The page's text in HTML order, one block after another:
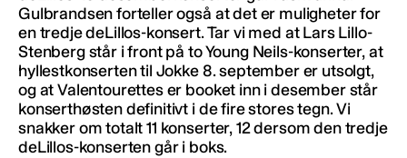
Gulbrandsen forteller også at det er muligheter for
en tredje deLillos-konsert. Tar vi med at Lars Lillo-
Stenberg står i front på to Young Neils-konserter, at
hyllestkonserten til Jokke 8. september er utsolgt,
og at Valentourettes er booket inn i desember står
konserthøsten definitivt i de fire stores tegn. Vi
snakker om totalt 11 konserter, 12 dersom den tredje
deLillos-konserten går i boks.